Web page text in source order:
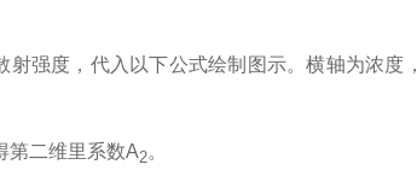
强度，代入以下公式绘制图示。横轴为浓度
第二维里系数A2。